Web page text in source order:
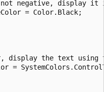
negative, display it
= Color.Black;
display the text using
=